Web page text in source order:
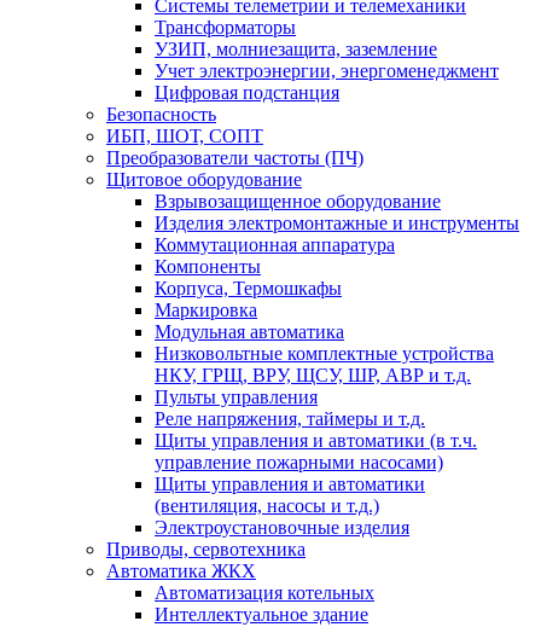
Системы телеметрии и телемеханики
Трансформаторы
УЗИП, молниезащита, заземление
Учет электроэнергии, энергоменеджмент
Цифровая подстанция
Безопасность
ИБП, ШОТ, СОПТ
Преобразователи частоты (ПЧ)
Щитовое оборудование
Взрывозащищенное оборудование
Изделия электромонтажные и инструменты
Коммутационная аппаратура
Компоненты
Корпуса, Термошкафы
Маркировка
Модульная автоматика
Низковольтные комплектные устройства
НКУ, ГРЩ, ВРУ, ЩСУ, ШР, АВР и т.д.
Пульты управления
Реле напряжения, таймеры и т.д.
Щиты управления и автоматики (в т.ч.
управление пожарными насосами)
Щиты управления и автоматики
(вентиляция, насосы и т.д.)
Электроустановочные изделия
Приводы, сервотехника
Автоматика ЖКХ
Автоматизация котельных
Интеллектуальное здание